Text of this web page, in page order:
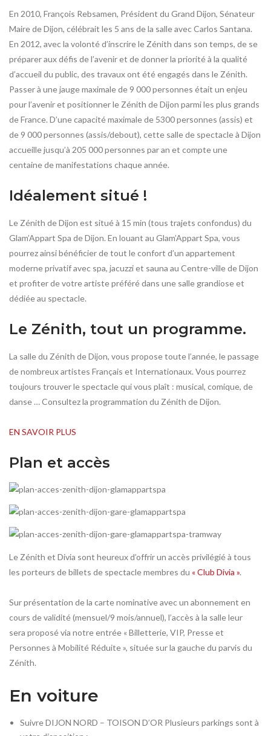
En 2010, François Rebsamen, Président du Grand Dijon, Sénateur
Maire de Dijon, célébrait les 5 ans de la salle avec Carlos Santana.
En 2012, avec la volonté d’inscrire le Zénith dans son temps, de se
préparer aux défis de l’avenir et de donner la priorité à la qualité
d’accueil du public, des travaux ont été engagés dans le Zénith.
Passer à une jauge maximale de 9 000 personnes était un enjeu
pour l’avenir et positionner le Zénith de Dijon parmi les plus grands
de France. D’une capacité maximale de 5300 personnes (assis) et
de 9 000 personnes (assis/debout), cette salle de spectacle à Dijon
accueille jusqu’à 205 000 personnes par an et compte une
centaine de manifestations chaque année.
Idéalement situé !
Le Zénith de Dijon est situé à 15 min (tous trajets confondus) du
Glam’Appart Spa de Dijon. En louant au Glam’Appart Spa, vous
pourrez ainsi bénéficier de tout le confort d’un appartement
moderne privatif avec spa, jacuzzi et sauna au Centre-ville de Dijon
et profiter de votre artiste préféré dans une salle grandiose et
dédiée au spectacle.
Le Zénith, tout un programme.
La salle du Zénith de Dijon, vous propose toute l’année, le passage
de nombreux artistes Français et Internationaux. Vous pourrez
toujours trouver le spectacle qui vous plaît : musical, comique, de
danse … Consultez la programmation du Zénith de Dijon.
EN SAVOIR PLUS
Plan et accès
Le Zénith et Divia sont heureux d’offrir un accès privilégié à tous
les porteurs de billets de spectacle membres du « Club Divia ».
Sur présentation de la carte nominative avec un abonnement en
cours de validité (mensuel/9 mois/annuel), l’accès à la salle leur
sera proposé via notre entrée « Billetterie, VIP, Presse et
Personnes à Mobilité Réduite », située sur la gauche du parvis du
Zénith.
En voiture
Suivre DIJON NORD – TOISON D’OR Plusieurs parkings sont à